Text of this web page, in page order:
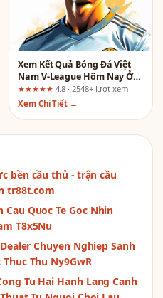
Xem Kết Quả Bóng Đá Việt
Nam V-League Hôm Nay Ở
txy.uk.com
★★★★★ 4.8 · 2548+ lượt xem
Xem Chi Tiết →
bền cầu thủ - trận cầu
tr88t.com
Cau Quoc Te Goc Nhin
T8x5Nu
Chuyen Nghiep Sanh
Thu Ny9GwR
Tu Hai Hanh Lang Canh